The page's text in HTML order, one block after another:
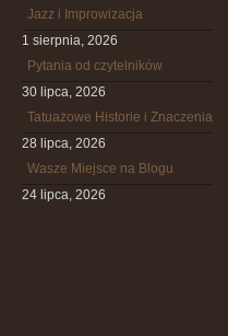
Jazz i Improwizacja
1 sierpnia, 2026
Pytania od czytelników
30 lipca, 2026
Tatuażowe Historie i Znaczenia
28 lipca, 2026
Wasze Miejsce na Blogu
24 lipca, 2026